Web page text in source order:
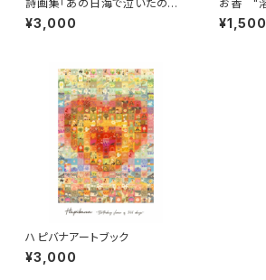
詩画集「あの日海で泣いたのは」
｜限定制作・サイン＆シリアル番
号入り｜オンライン限定ポスト
¥3,000
お香 "
¥1,500
ハピバナアートブック
¥3,000